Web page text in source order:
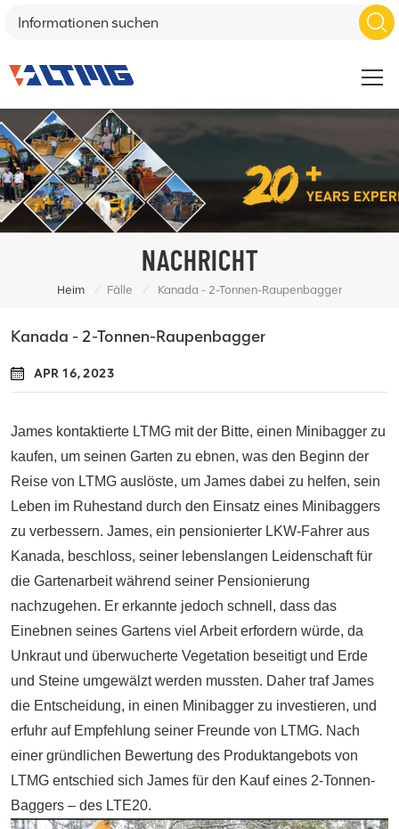
NACHRICHT
Heim / Fälle / Kanada - 2-Tonnen-Raupenbagger
Kanada - 2-Tonnen-Raupenbagger
APR 16, 2023
James kontaktierte LTMG mit der Bitte, einen Minibagger zu
kaufen, um seinen Garten zu ebnen, was den Beginn der
Reise von LTMG auslöste, um James dabei zu helfen, sein
Leben im Ruhestand durch den Einsatz eines Minibaggers
zu verbessern. James, ein pensionierter LKW-Fahrer aus
Kanada, beschloss, seiner lebenslangen Leidenschaft für
die Gartenarbeit während seiner Pensionierung
nachzugehen. Er erkannte jedoch schnell, dass das
Einebnen seines Gartens viel Arbeit erfordern würde, da
Unkraut und überwucherte Vegetation beseitigt und Erde
und Steine umgewälzt werden mussten. Daher traf James
die Entscheidung, in einen Minibagger zu investieren, und
erfuhr auf Empfehlung seiner Freunde von LTMG. Nach
einer gründlichen Bewertung des Produktangebots von
LTMG entschied sich James für den Kauf eines 2-Tonnen-
Baggers – des LTE20.